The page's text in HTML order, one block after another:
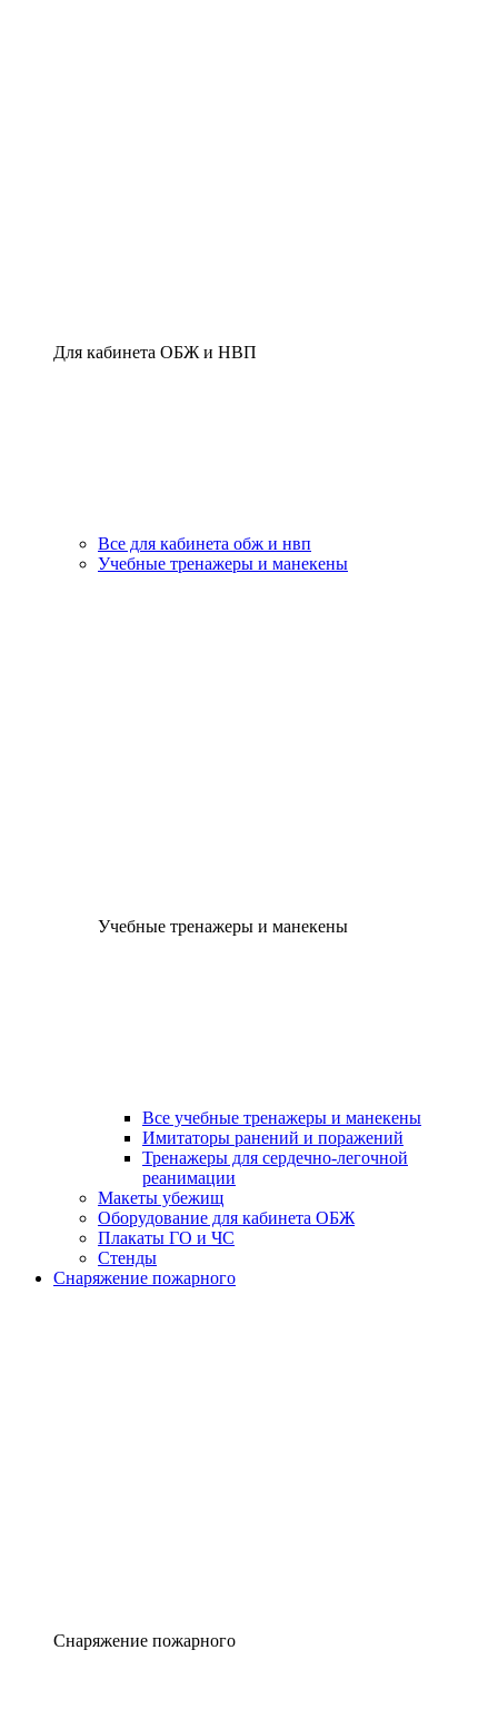
Для кабинета ОБЖ и НВП
Все для кабинета обж и нвп
Учебные тренажеры и манекены
Учебные тренажеры и манекены
Все учебные тренажеры и манекены
Имитаторы ранений и поражений
Тренажеры для сердечно-легочной
реанимации
Макеты убежищ
Оборудование для кабинета ОБЖ
Плакаты ГО и ЧС
Стенды
Снаряжение пожарного
Снаряжение пожарного